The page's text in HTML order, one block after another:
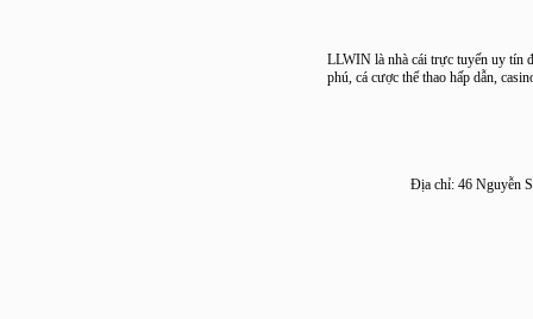
LLWIN là nhà cái trực tuyến
phú, cá cược thể thao hấp dẫn,
Địa chỉ: 46